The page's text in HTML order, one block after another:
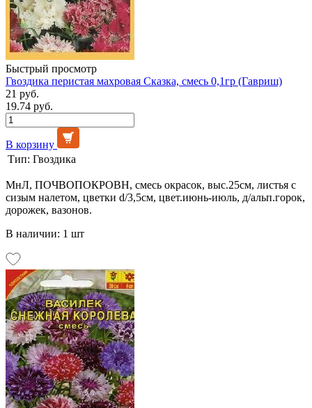
Быстрый просмотр
Гвоздика перистая махровая Сказка, смесь 0,1гр (Гавриш)
21 руб.
19.74 руб.
В корзину
Тип: Гвоздика
МнЛ, ПОЧВОПОКРОВН, смесь окрасок, выс.25см, листья с
сизым налетом, цветки d/3,5см, цвет.июнь-июль, д/альп.горок,
дорожек, вазонов.
В наличии: 1 шт